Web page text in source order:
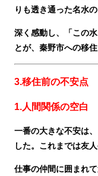
りも透き通った名水
深く感動し、「この
とが、秦野市への移
3.移住前の不安点
1.人間関係の空白
一番の大きな不安は
した。これまでは友人
仕事の仲間に囲まれ